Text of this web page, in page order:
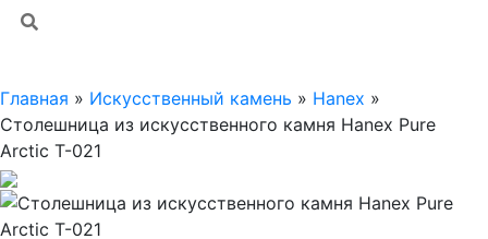
Главная » Искусственный камень » Hanex »
Столешница из искусственного камня Hanex Pure
Arctic T-021